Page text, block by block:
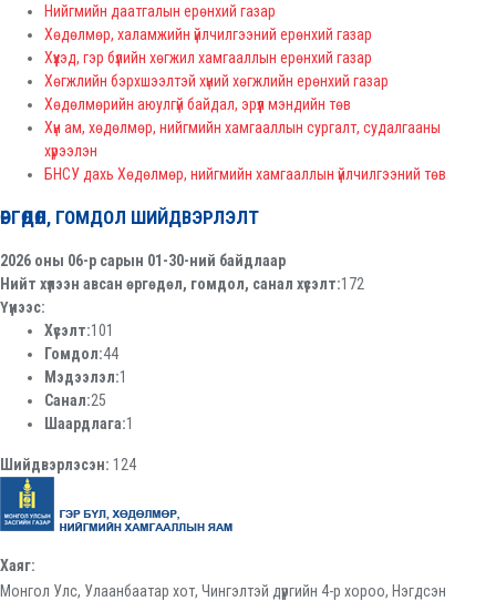
Нийгмийн даатгалын ерөнхий газар
Хөдөлмөр, халамжийн үйлчилгээний ерөнхий газар
Хүүхэд, гэр бүлийн хөгжил хамгааллын ерөнхий газар
Хөгжлийн бэрхшээлтэй хүний хөгжлийн ерөнхий газар
Хөдөлмөрийн аюулгүй байдал, эрүүл мэндийн төв
Хүн ам, хөдөлмөр, нийгмийн хамгааллын сургалт, судалгааны
хүрээлэн
БНСУ дахь Хөдөлмөр, нийгмийн хамгааллын үйлчилгээний төв
ӨРГӨДӨЛ, ГОМДОЛ ШИЙДВЭРЛЭЛТ
2026 оны 06-р сарын 01-30-ний байдлаар
Нийт хүлээн авсан өргөдөл, гомдол, санал хүсэлт:172
Үүнээс:
Хүсэлт:101
Гомдол:44
Мэдээлэл:1
Санал:25
Шаардлага:1
Шийдвэрлэсэн: 124
Хаяг:
Монгол Улс, Улаанбаатар хот, Чингэлтэй дүүргийн 4-р хороо, Нэгдсэн